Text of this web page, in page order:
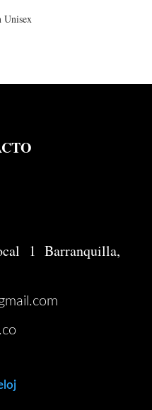
Unisex
1 Barranquilla,